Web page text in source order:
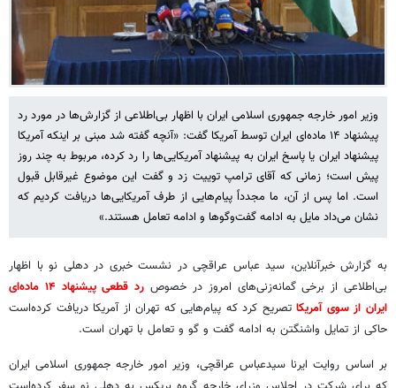
وزیر امور خارجه جمهوری اسلامی ایران با اظهار بی‌اطلاعی از گزارش‌ها در مورد رد
پیشنهاد ۱۴ ماده‌ای ایران توسط آمریکا گفت: «آنچه گفته شد مبنی بر اینکه آمریکا
پیشنهاد ایران یا پاسخ ایران به پیشنهاد آمریکایی‌ها را رد کرده، مربوط به چند روز
پیش است؛ زمانی که آقای ترامپ توییت زد و گفت این موضوع غیرقابل قبول
است. اما پس از آن، ما مجدداً پیام‌هایی از طرف آمریکایی‌ها دریافت کردیم که
نشان می‌داد مایل به ادامه گفت‌وگوها و ادامه تعامل هستند.»
به گزارش خبرآنلاین، سید عباس عراقچی در نشست خبری در دهلی نو با اظهار
بی‌اطلاعی از برخی گمانه‌زنی‌های امروز در خصوص
رد قطعی پیشنهاد ۱۴ ماده‌ای
ایران از سوی آمریکاتصریح کرد که پیام‌هایی که تهران از آمریکا دریافت کرده‌است
حاکی از تمایل واشنگتن به ادامه گفت و گو و تعامل با تهران است.
بر اساس روایت ایرنا سیدعباس عراقچی، وزیر امور خارجه جمهوری اسلامی ایران